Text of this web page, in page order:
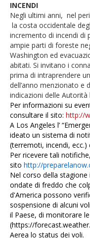
INCENDI
Negli ultimi anni, nel
la costa occidentale
incremento di incendi di
ampie parti di foreste
Washington ed
abitati. Si invitano i
prima di intraprendere
dell’anno menzionato e
indicazioni delle Autorità
Per informazioni su
consultare il sito: http://
A Los Angeles l’
ideato un sistema di
(terremoti, incendi,
Per ricevere tali
sito http://
Nel corso della stagione
ondate di freddo che
d'America possono
sospensione di alcuni
il Paese, di monitorare
(https://
Aerea lo status dei voli.